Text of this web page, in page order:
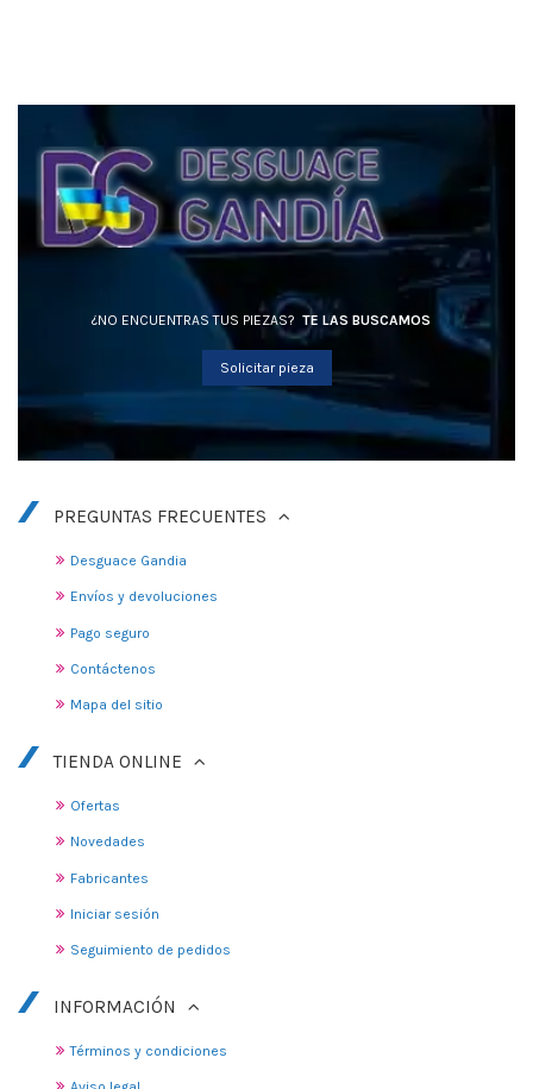
¿NO ENCUENTRAS TUS PIEZAS? TE LAS BUSCAMOS
Solicitar pieza
PREGUNTAS FRECUENTES
Desguace Gandia
Envíos y devoluciones
Pago seguro
Contáctenos
Mapa del sitio
TIENDA ONLINE
Ofertas
Novedades
Fabricantes
Iniciar sesión
Seguimiento de pedidos
INFORMACIÓN
Términos y condiciones